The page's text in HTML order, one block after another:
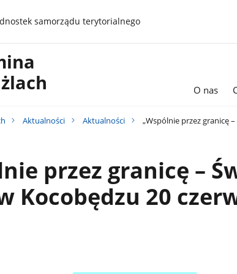
samorządu terytorialnego
O nas
Aktualności Aktualności „Wspólnie przez granicę
przez granicę –
Kocobędzu 20